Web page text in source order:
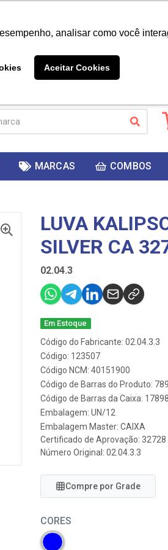
analisar como você
Aceitar Cookies
MARCAS COMBOS
LUVA
SILVER CA
02.04.3
Em Estoque
Código do Fabricante: 02.04.3.3
Código: 123507
Código NCM: 40151900
Código de Barras do Produto:
Código de Barras da Caixa:
Embalagem: UN/12
Embalagem Master: CAIXA
Certificado de Aprovação: 32728
Número Original: 02.04.3.3
Compre por Grade
CORES